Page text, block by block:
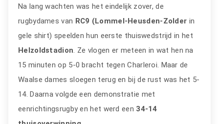
Na lang wachten was het eindelijk zover, de
rugbydames van RC9 (Lommel-Heusden-Zolder in
gele shirt) speelden hun eerste thuiswedstrijd in het
Helzoldstadion . Ze vlogen er meteen in wat hen na
15 minuten op 5-0 bracht tegen Charleroi. Maar de
Waalse dames sloegen terug en bij de rust was het 5-
14. Daarna volgde een demonstratie met
eenrichtingsrugby en het werd een 34-14